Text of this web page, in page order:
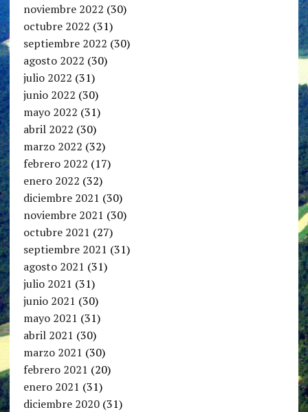
noviembre 2022 (30)
octubre 2022 (31)
septiembre 2022 (30)
agosto 2022 (30)
julio 2022 (31)
junio 2022 (30)
mayo 2022 (31)
abril 2022 (30)
marzo 2022 (32)
febrero 2022 (17)
enero 2022 (32)
diciembre 2021 (30)
noviembre 2021 (30)
octubre 2021 (27)
septiembre 2021 (31)
agosto 2021 (31)
julio 2021 (31)
junio 2021 (30)
mayo 2021 (31)
abril 2021 (30)
marzo 2021 (30)
febrero 2021 (20)
enero 2021 (31)
diciembre 2020(31)